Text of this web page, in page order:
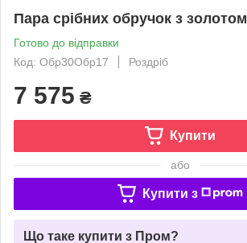
Пара срібних обручок з золотом
Готово до відправки
Код: Обр30Обр17
Роздріб
7 575 ₴
Купити
або
Купити з
Що таке купити з Пром?